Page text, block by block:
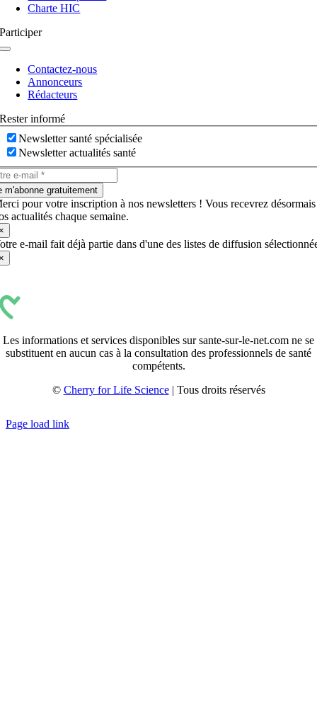
Charte HIC
Participer
Navigation
basculeContactez-nous
Annonceurs
Rédacteurs
Rester informé
Newsletter santé spécialisée
Newsletter actualités santé
m'abonne gratuitement
pour votre inscription à nos newsletters ! Vous recevrez désormais
actualités chaque semaine.
e-mail fait déjà partie dans d'une des listes de diffusion
Les informations et services disponibles sur sante-sur-le-net.com ne se
substituent en aucun cas à la consultation des professionnels de santé
compétents.
© Cherry for Life Science| Tous droits réservés
Page load link